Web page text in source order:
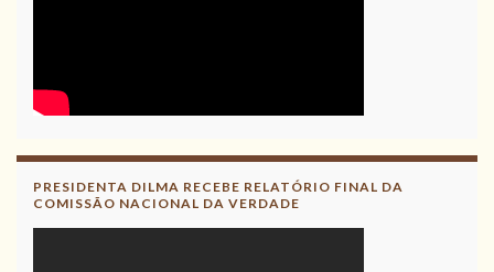
PRESIDENTA DILMA RECEBE RELATÓRIO FINAL DA
COMISSÃO NACIONAL DA VERDADE